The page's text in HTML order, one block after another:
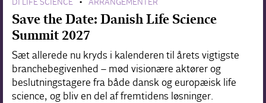
•
Save the Date: Danish Life Science
Summit 2027
Sæt allerede nu kryds i kalenderen til årets vigtigste
branchebegivenhed – mød visionære aktører og
beslutningstagere fra både dansk og europæisk life
science, og bliv en del af fremtidens løsninger.